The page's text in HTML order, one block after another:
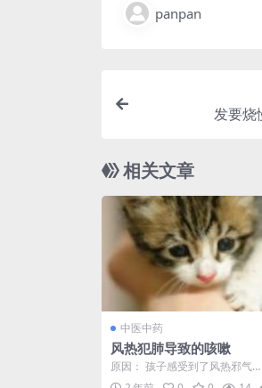
panpan
发要烧‬
相关文章
中医中药
风热犯肺导致的咳嗽
原因： 孩子感受到了风热邪气，
影响了肺脏宣发肃降的功能，进